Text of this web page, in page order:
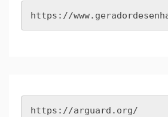
https://
https://arguard.org/